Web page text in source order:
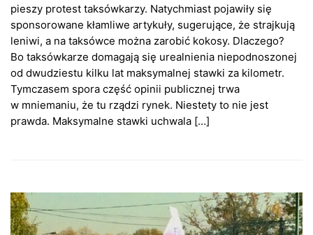
pieszy protest taksówkarzy. Natychmiast pojawiły się
sponsorowane kłamliwe artykuły, sugerujące, że strajkują
leniwi, a na taksówce można zarobić kokosy. Dlaczego?
Bo taksówkarze domagają się urealnienia niepodnoszonej
od dwudziestu kilku lat maksymalnej stawki za kilometr.
Tymczasem spora część opinii publicznej trwa
w mniemaniu, że tu rządzi rynek. Niestety to nie jest
prawda. Maksymalne stawki uchwala […]